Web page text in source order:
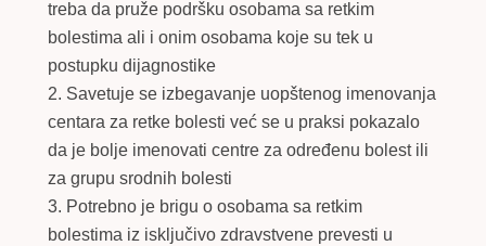
treba da pruže podršku osobama sa retkim
bolestima ali i onim osobama koje su tek u
postupku dijagnostike
2. Savetuje se izbegavanje uopštenog imenovanja
centara za retke bolesti već se u praksi pokazalo
da je bolje imenovati centre za određenu bolest ili
za grupu srodnih bolesti
3. Potrebno je brigu o osobama sa retkim
bolestima iz isključivo zdravstvene prevesti u